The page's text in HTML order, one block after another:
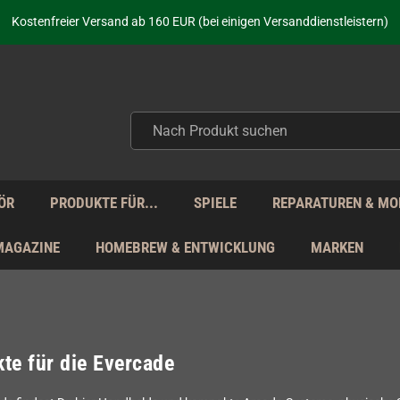
Kostenfreier Versand ab 160 EUR (bei einigen Versanddienstleistern)
Seit über 20 Jahren Deine Anlaufstelle für neue Retro-Hardware!
Täglicher Versand Mo - Fr aus Deutschland - zollfrei innerhalb der EU!
PRODUKTE FÜR... SPIELE REPARATUREN &
HOMEBREW & ENTWICKLUNG MARKEN
für die Evercade